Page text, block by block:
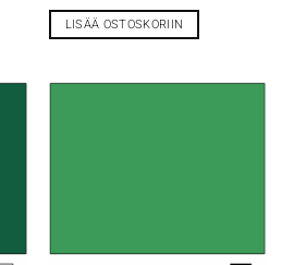
LISÄÄ OSTOSKORIIN